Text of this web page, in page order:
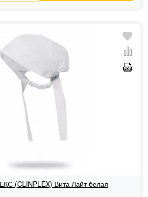
(CLINPLEX) Вита Лайт белая